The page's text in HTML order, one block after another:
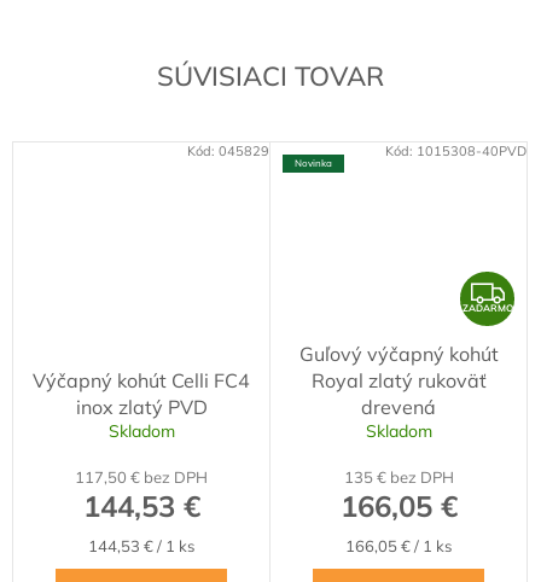
SÚVISIACI TOVAR
Výčapný kohút Celli FC4
inox zlatý PVD
Skladom
117,50 € bez DPH
144,53 €
Jednotková
cena:
144,53 € / 1 ks
Kód: 045829
Novinka
Z
A
ZADARMO
Guľový výčapný kohút
Royal zlatý rukoväť
drevená
Skladom
135 € bez DPH
166,05 €
Jednotková
cena:
166,05 € / 1 ks
Kód: 1015308-40PVD